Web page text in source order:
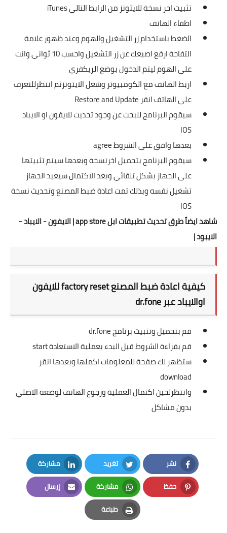
تثبيت احر نسخة للايتونز من الرابط التاليiTunes
اطفاء الهاتف
الضغط باستخدام زر التشغيل والهوم وعند ظهور علامة
التفاحة ارفع اصبعك عن زر التشغيل واحسب 10 ثواني وانت
على الهوم ليتم الدخول بوضع الريكفري
اربط الهاتف مع الكومبيوتر وشغل الايتونزثم انتظرللتعرف
على الهاتف انقر Restore and Update
سيقوم البرنامج للبحث عن وجود تحديث للايفون او الايباد
IOS
بعدها وافق على الشروط agree
سيقوم البرنامج بتحميل اخرنسخة وبعدها سيتم تثبيتها
على الجهاز بشكل تلقائي وبعد الاكتمال سيعيد الجهاز
تشغيل نفسه وبذلك تمت اعادة ضبط المصنع وتحديث نسخة
IOS
شاهد ايضاً طرق تحديث تطبيقات ابل app store | الايفون - الايباد -
الايبود |
كيفية اعادة ضبط المصنع factory reset للايفون
اوالايباد عبر dr.fone
قم بتحميل وتثبيت برنامج dr.fone
قم بقراءة الشروط قبل البدء بعملية الاستعادة start
ستظهر لك صفحة للمعلومات اكملها وبعدها انقر
download
وانتظرلحين اكتمال العملية ورجوع الهاتف لوضعه الاصلي
بدون مشاكل
نشر
Facebook
تغريد
Twitter
مشاركة
LinkedIn
حفظ
Pinterest
مشاركة
Whatsapp
إرسال
Email
طباعة
Print